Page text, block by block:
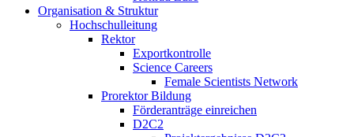
Organisation & Struktur
Hochschulleitung
Rektor
Exportkontrolle
Science Careers
Female Scientists Network
Prorektor Bildung
Förderanträge einreichen
D2C2